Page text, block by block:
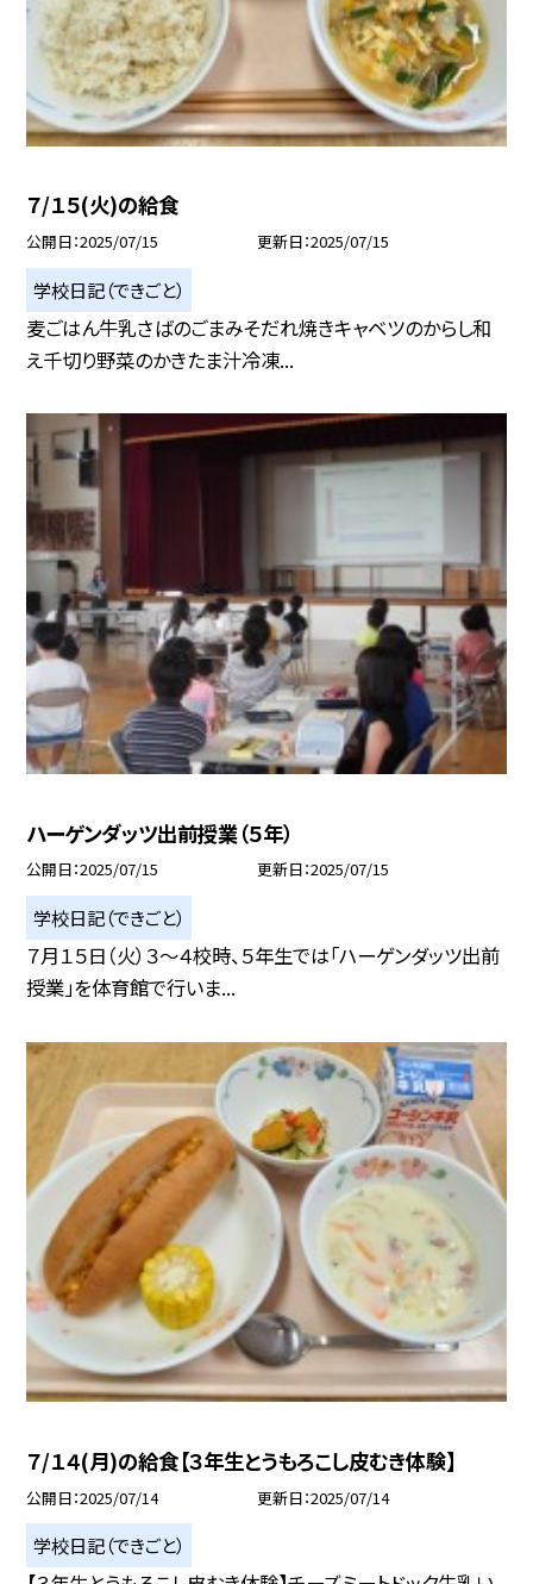
７/１５(火)の給食
公開日 2025/07/15 更新日 2025/07/15
学校日記（できごと）
麦ごはん牛乳さばのごまみそだれ焼きキャベツのからし和
え千切り野菜のかきたま汁冷凍...
ハーゲンダッツ出前授業（５年）
公開日 2025/07/15 更新日 2025/07/15
学校日記（できごと）
７月１５日（火）３～４校時、５年生では「ハーゲンダッツ出前
授業」を体育館で行いま...
７/１４(月)の給食【３年生とうもろこし皮むき体験】
公開日 2025/07/14 更新日 2025/07/14
学校日記（できごと）